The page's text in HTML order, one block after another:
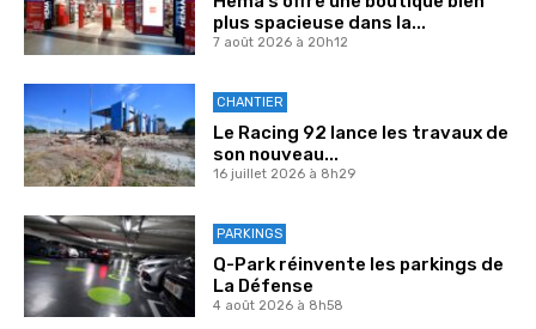
plus spacieuse dans la...
7 août 2026 à 20h12
CHANTIER
Le Racing 92 lance les travaux de
son nouveau...
16 juillet 2026 à 8h29
PARKINGS
Q-Park réinvente les parkings de
La Défense
4 août 2026 à 8h58